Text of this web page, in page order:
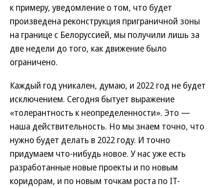
к примеру, уведомление о том, что будет
произведена реконструкция приграничной зоны
на границе с Белоруссией, мы получили лишь за
две недели до того, как движение было
ограничено.
Каждый год уникален, думаю, и 2022 год не будет
исключением. Сегодня бытует выражение
«толерантность к неопределенности». Это —
наша действительность. Но мы знаем точно, что
нужно будет делать в 2022 году. И точно
придумаем что-нибудь новое. У нас уже есть
разработанные новые проекты и по новым
коридорам, и по новым точкам роста по IT-